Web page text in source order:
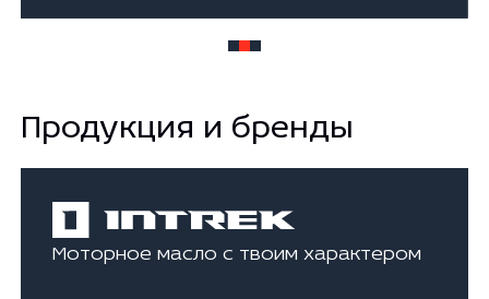
Продукция и бренды
Моторное масло с твоим характером